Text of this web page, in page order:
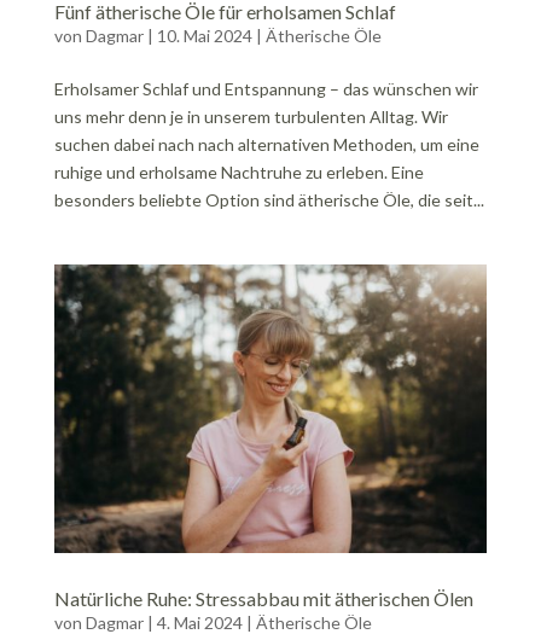
Fünf ätherische Öle für erholsamen Schlaf
von Dagmar| 10. Mai 2024| Ätherische Öle
Erholsamer Schlaf und Entspannung – das wünschen wir
uns mehr denn je in unserem turbulenten Alltag. Wir
suchen dabei nach nach alternativen Methoden, um eine
ruhige und erholsame Nachtruhe zu erleben. Eine
besonders beliebte Option sind ätherische Öle, die seit...
Natürliche Ruhe: Stressabbau mit ätherischen Ölen
von Dagmar| 4. Mai 2024| Ätherische Öle